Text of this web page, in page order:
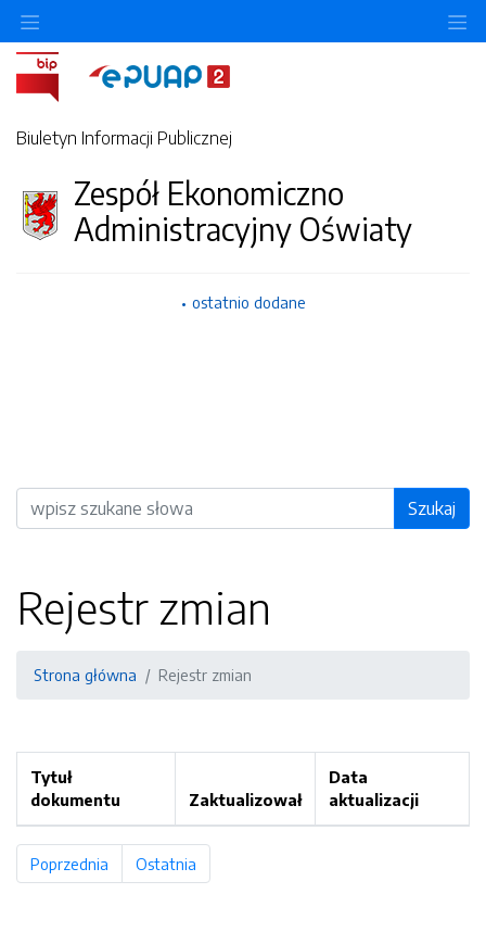
Biuletyn Informacji Publicznej
Zespół Ekonomiczno
Administracyjny Oświaty
ostatnio dodane
Wyszukiwarka Szukaj
Rejestr zmian
Strona główna Rejestr zmian
Tytuł
dokumentu
Zaktualizował
Data
aktualizacji
Poprzednia stronaOstatnia